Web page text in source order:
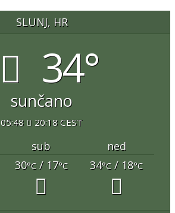
SLUNJ, HR
34°
sunčano
05:48 20:18 CEST
sub
ned
30°C/ 17°C 34°C/ 18°C